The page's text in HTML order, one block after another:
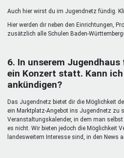
Auch hier wirst du im Jugendnetz fündig.
Hier werden dir neben den Einrichtungen,
zusätzlich alle Schulen Baden-
6. In unserem
ein Konzert statt. Kann
ankündigen?
Das Jugendnetz bietet dir die Möglichkeit
ein Marktplatz-Angebot ins Jugendnetz zu
Veranstaltungskalender, in dem man
es nicht. Wir bieten jedoch die Möglichkeit
landesweitem Interesse sind, in den News